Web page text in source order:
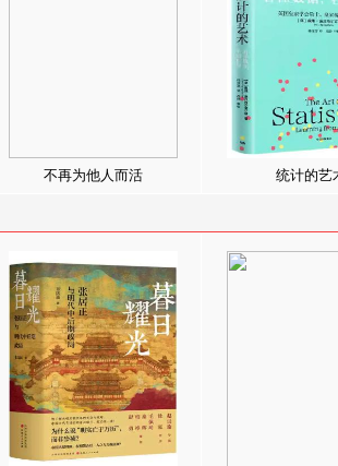
不再为他人而活 统计的艺